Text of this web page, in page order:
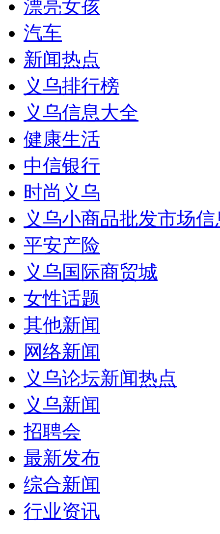
漂亮女孩
汽车
新闻热点
义乌排行榜
义乌信息大全
健康生活
中信银行
时尚义乌
义乌小商品批发市场
平安产险
义乌国际商贸城
女性话题
其他新闻
网络新闻
义乌论坛新闻热点
义乌新闻
招聘会
最新发布
综合新闻
行业资讯